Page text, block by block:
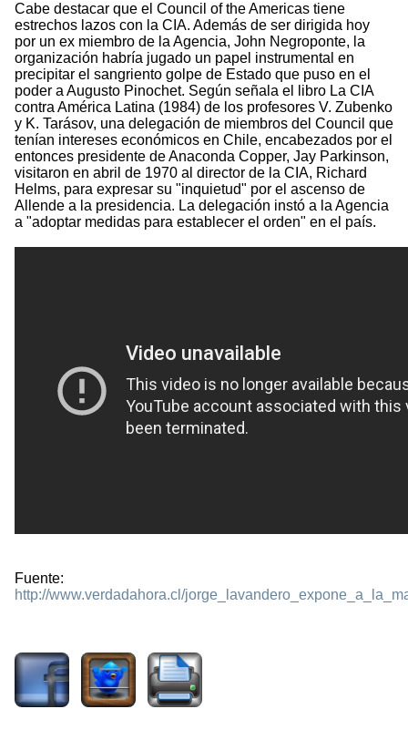
Cabe destacar que el Council of the Americas tiene
estrechos lazos con la CIA. Además de ser dirigida hoy
por un ex miembro de la Agencia, John Negroponte, la
organización habría jugado un papel instrumental en
precipitar el sangriento golpe de Estado que puso en el
poder a Augusto Pinochet. Según señala el libro La CIA
contra América Latina (1984) de los profesores V. Zubenko
y K. Tarásov, una delegación de miembros del Council que
tenían intereses económicos en Chile, encabezados por el
entonces presidente de Anaconda Copper, Jay Parkinson,
visitaron en abril de 1970 al director de la CIA, Richard
Helms, para expresar su "inquietud" por el ascenso de
Allende a la presidencia. La delegación instó a la Agencia
a "adoptar medidas para establecer el orden" en el país.
Fuente:
http://www.verdadahora.cl/